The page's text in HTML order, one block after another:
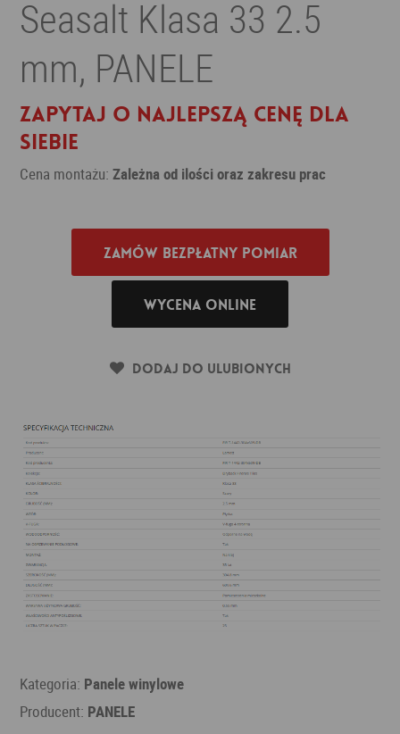
Seasalt Klasa 33 2.5
mm, PANELE
Zapytaj o najlepszą cenę dla
siebie
Cena montażu:Zależna od ilości oraz zakresu prac
Zamów bezpłatny pomiar
Wycena online
Dodaj do ulubionych
Kategoria: Panele winylowe
Producent: PANELE